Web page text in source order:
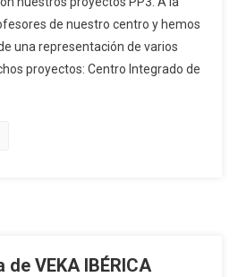
de nuestro centro y hemos
una representación de varios
proyectos: Centro Integrado de
VEKA IBÉRICA